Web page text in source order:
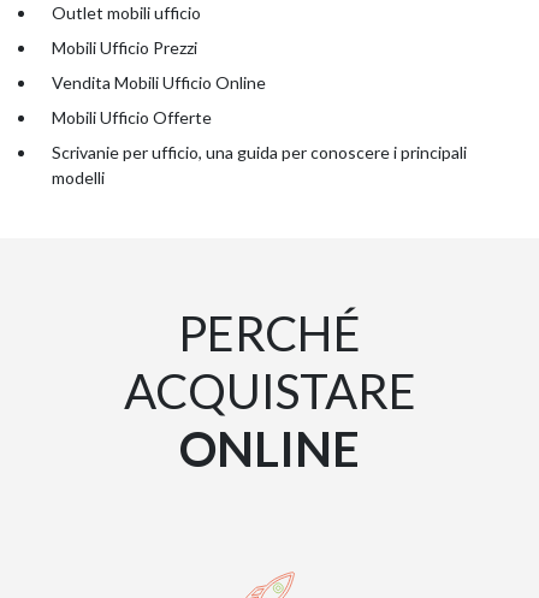
Outlet mobili ufficio
Mobili Ufficio Prezzi
Vendita Mobili Ufficio Online
Mobili Ufficio Offerte
Scrivanie per ufficio, una guida per conoscere i principali
modelli
PERCHÉ
ACQUISTARE
ONLINE